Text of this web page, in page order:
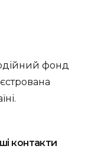
фонд
контакти